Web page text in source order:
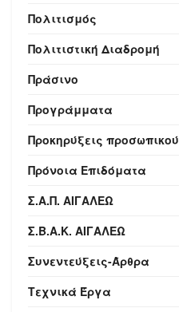
Πολιτισμός
Πολιτιστική Διαδρομή
Πράσινο
Προγράμματα
Προκηρύξεις προσωπικού
Πρόνοια Επιδόματα
Σ.Α.Π. ΑΙΓΑΛΕΩ
Σ.Β.Α.Κ. ΑΙΓΑΛΕΩ
Συνεντεύξεις-Άρθρα
Τεχνικά Έργα